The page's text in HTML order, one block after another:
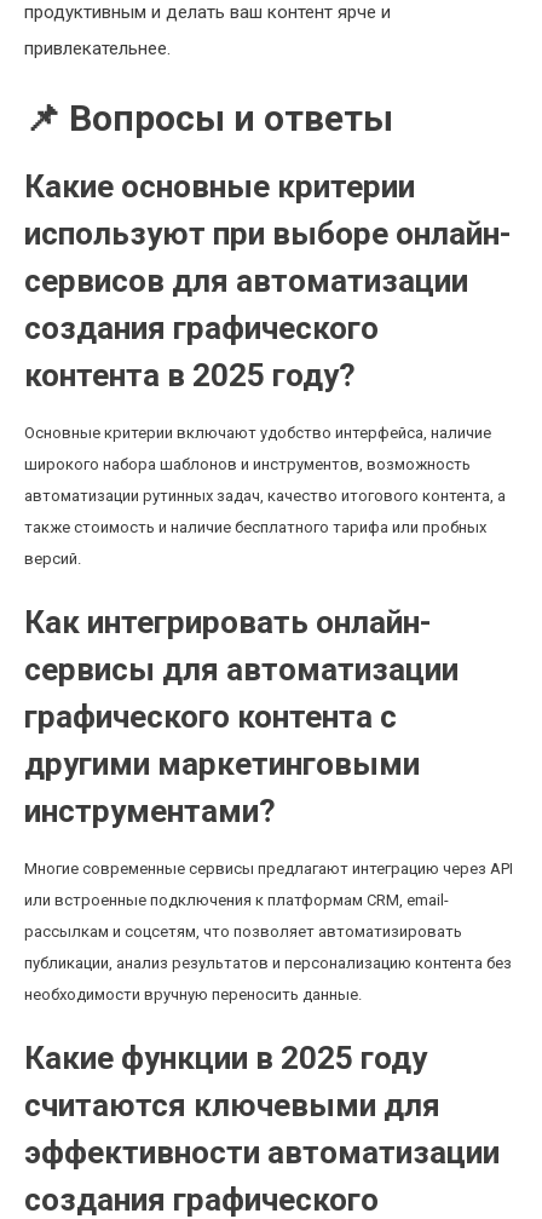
продуктивным и делать ваш контент ярче и
привлекательнее.
📌 Вопросы и ответы
Какие основные критерии
используют при выборе онлайн-
сервисов для автоматизации
создания графического
контента в 2025 году?
Основные критерии включают удобство интерфейса, наличие
широкого набора шаблонов и инструментов, возможность
автоматизации рутинных задач, качество итогового контента, а
также стоимость и наличие бесплатного тарифа или пробных
версий.
Как интегрировать онлайн-
сервисы для автоматизации
графического контента с
другими маркетинговыми
инструментами?
Многие современные сервисы предлагают интеграцию через API
или встроенные подключения к платформам CRM, email-
рассылкам и соцсетям, что позволяет автоматизировать
публикации, анализ результатов и персонализацию контента без
необходимости вручную переносить данные.
Какие функции в 2025 году
считаются ключевыми для
эффективности автоматизации
создания графического